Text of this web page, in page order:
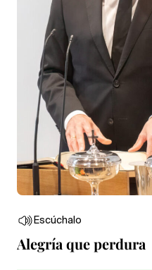
Escúchalo
Alegría que perdura